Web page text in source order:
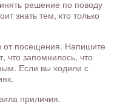
решение по поводу
знать тем, кто только
от посещения. Напишите
что запомнилось, что
Если вы ходили с
приличия.